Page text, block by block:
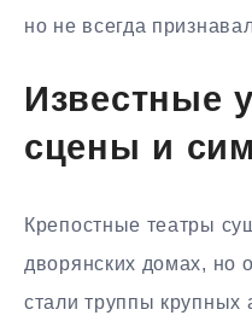
но не всегда
Известные
сцены и
Крепостные театры
дворянских домах, но
стали труппы крупных